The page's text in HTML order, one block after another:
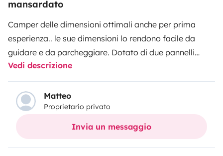
mansardato
Camper delle dimensioni ottimali anche per prima
esperienza.. le sue dimensioni lo rendono facile da
guidare e da parcheggiare. Dotato di due pannelli
solari, boiler acqua calda e doccia con piatto doccia.
Letto mansardato matrimoniale ( 2\3 posti letto) ,
lettino singolo e dinette matrimoniale ( 2 posti letto).
Smart TV Retrocamera posteriore Porta bici posteriore
Box sule tetto molto utile Copribici da viaggio con
tavolo con 5 sedie
Vedi descrizione
Matteo
Proprietario privato
Invia un messaggio